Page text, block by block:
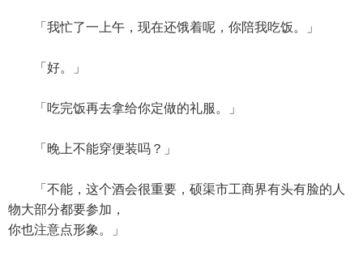
「我忙了一上午，现在还饿着呢，你陪我吃饭。」
「好。」
「吃完饭再去拿给你定做的礼服。」
「晚上不能穿便装吗？」
「不能，这个酒会很重要，硕渠市工商界有头有脸的人
物大部分都要参加，
你也注意点形象。」